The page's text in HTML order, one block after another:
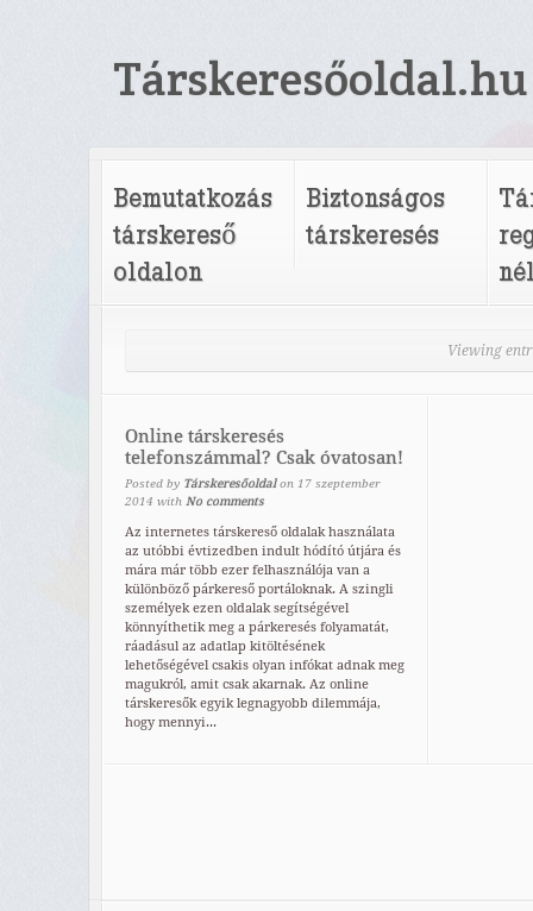
Társkeresőoldal.hu
Bemutatkozás
társkereső
oldalon
Biztonságos
társkeresés
Viewing
Online társkeresés
telefonszámmal? Csak óvatosan!
Posted by Társkeresőoldal on 17 szeptember
2014 with No comments
Az internetes társkereső oldalak használata
az utóbbi évtizedben indult hódító útjára és
mára már több ezer felhasználója van a
különböző párkereső portáloknak. A szingli
személyek ezen oldalak segítségével
könnyíthetik meg a párkeresés folyamatát,
ráadásul az adatlap kitöltésének
lehetőségével csakis olyan infókat adnak meg
magukról, amit csak akarnak. Az online
társkeresők egyik legnagyobb dilemmája,
hogy mennyi...